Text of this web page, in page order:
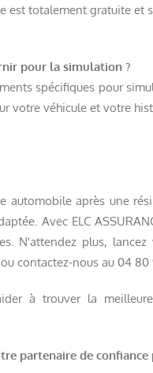
est totalement gratuite et
pour la simulation ?
spécifiques pour
votre véhicule et votre
automobile après une
Avec ELC
N'attendez plus,
ou contactez-nous au 04 80
à trouver la
partenaire de